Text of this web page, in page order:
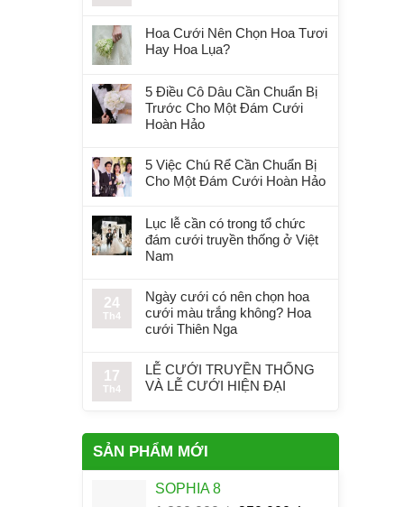
Hoa Cưới Nên Chọn Hoa Tươi
Hay Hoa Lụa?
5 Điều Cô Dâu Cần Chuẩn Bị
Trước Cho Một Đám Cưới
Hoàn Hảo
5 Việc Chú Rể Cần Chuẩn Bị
Cho Một Đám Cưới Hoàn Hảo
Lục lễ cần có trong tổ chức
đám cưới truyền thống ở Việt
Nam
24
Th4
Ngày cưới có nên chọn hoa
cưới màu trắng không? Hoa
cưới Thiên Nga
17
Th4
LỄ CƯỚI TRUYỀN THỐNG
VÀ LỄ CƯỚI HIỆN ĐẠI
SẢN PHẨM MỚI
SOPHIA 8